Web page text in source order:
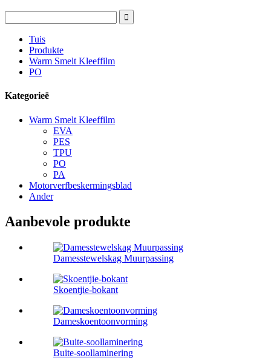
Tuis
Produkte
Warm Smelt Kleeffilm
PO
Kategorieë
Warm Smelt Kleeffilm
EVA
PES
TPU
PO
PA
Motorverfbeskermingsblad
Ander
Aanbevole produkte
Damesstewelskag Muurpassing
Skoentjie-bokant
Dameskoentoonvorming
Buite-soollaminering